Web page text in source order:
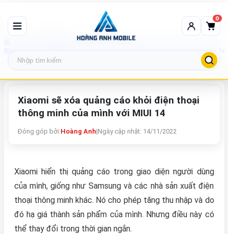
0
Xiaomi sẽ xóa quảng cáo khỏi điện thoại thông minh của mình với MIUI 14
Xiaomi sẽ xóa quảng cáo khỏi điện thoại
thông minh của mình với MIUI 14
Đóng góp bởi:Hoàng Anh|Ngày cập nhật: 14/11/2022
Xiaomi hiển thị quảng cáo trong giao diện người dùng
của mình, giống như Samsung và các nhà sản xuất điện
thoại thông minh khác. Nó cho phép tăng thu nhập và do
đó hạ giá thành sản phẩm của mình. Nhưng điều này có
thể thay đổi trong thời gian ngắn.